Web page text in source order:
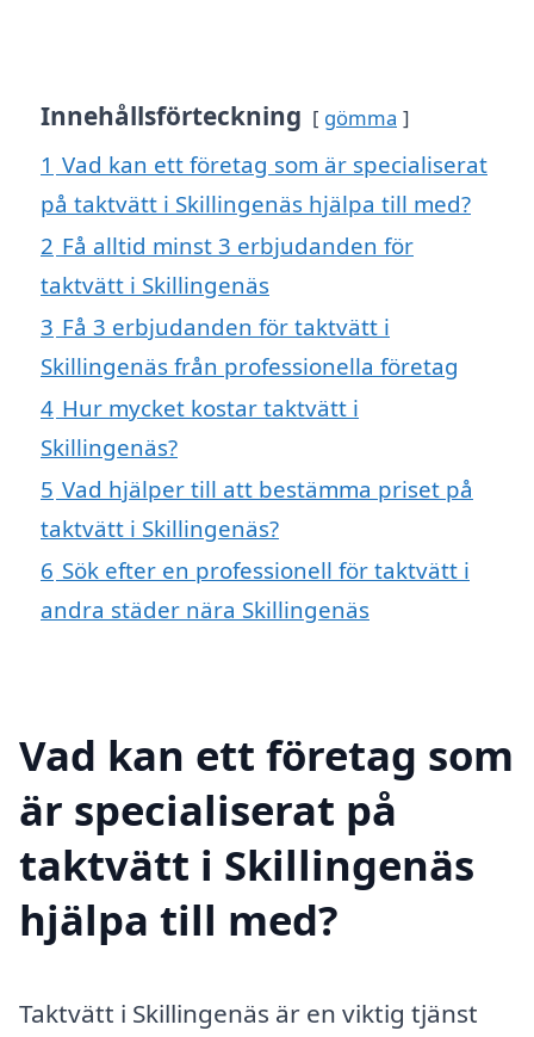
Innehållsförteckning gömma
1 Vad kan ett företag som är specialiserat
på taktvätt i Skillingenäs hjälpa till med?
2 Få alltid minst 3 erbjudanden för
taktvätt i Skillingenäs
3 Få 3 erbjudanden för taktvätt i
Skillingenäs från professionella företag
4 Hur mycket kostar taktvätt i
Skillingenäs?
5 Vad hjälper till att bestämma priset på
taktvätt i Skillingenäs?
6 Sök efter en professionell för taktvätt i
andra städer nära Skillingenäs
Vad kan ett företag som
är specialiserat på
taktvätt i Skillingenäs
hjälpa till med?
Taktvätt i Skillingenäs är en viktig tjänst